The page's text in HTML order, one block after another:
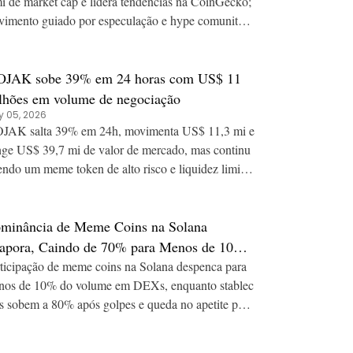
guiado por especulação e hype comunitári
sobe 39% em 24 horas com US$ 11
em volume de negociação
05, 2026
salta 39% em 24h, movimenta US$ 11,3 mi e
US$ 39,7 mi de valor de mercado, mas continu
um meme token de alto risco e liquidez limita
de Meme Coins na Solana
Caindo de 70% para Menos de 10%
de meme coins na Solana despenca para
de 10% do volume em DEXs, enquanto stablec
sobem a 80% após golpes e queda no apetite por